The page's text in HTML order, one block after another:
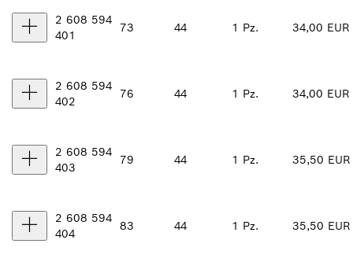
2 608 594
401
73 44 1 Pz. 34,00 EUR
2 608 594
402
76 44 1 Pz. 34,00 EUR
2 608 594
403
79 44 1 Pz. 35,50 EUR
2 608 594
404
83 44 1 Pz. 35,50 EUR